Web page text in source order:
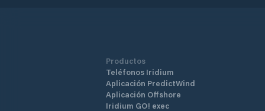
Productos
Teléfonos Iridium
Aplicación PredictWind
Aplicación Offshore
Iridium GO! exec